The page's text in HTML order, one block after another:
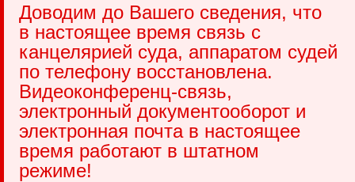
Доводим до Вашего сведения, что
в настоящее время связь с
канцелярией суда, аппаратом судей
по телефону восстановлена.
Видеоконференц-связь,
электронный документооборот и
электронная почта в настоящее
время работают в штатном
режиме!